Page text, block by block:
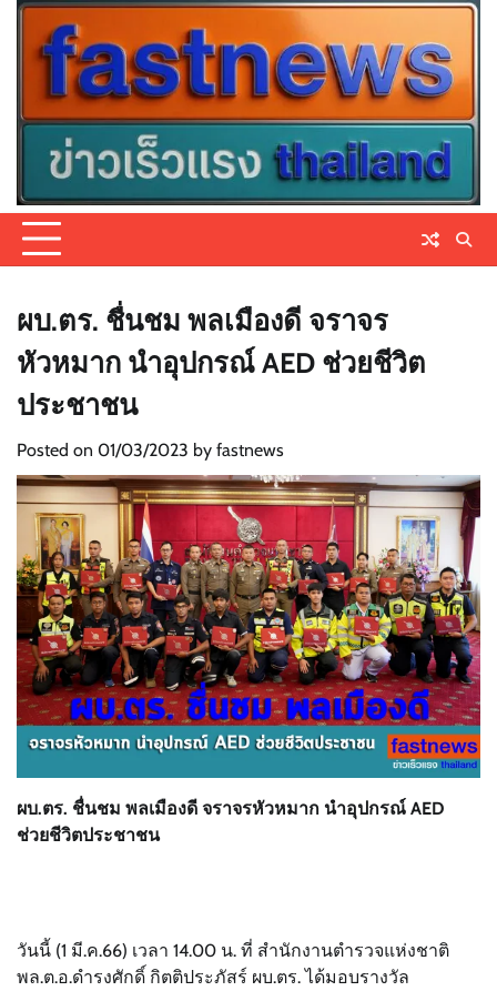
Skip
content
ผบ.ตร. ชื่นชม พลเมืองดี จราจร
หัวหมาก นำอุปกรณ์ AED ช่วยชีวิต
ประชาชน
Posted on 01/03/2023 by fastnews
ผบ.ตร. ชื่นชม พลเมืองดี จราจรหัวหมาก นำอุปกรณ์ AED
ช่วยชีวิตประชาชน
วันนี้ (1 มี.ค.66) เวลา 14.00 น. ที่ สำนักงานตำรวจแห่งชาติ
พล.ต.อ.ดำรงศักดิ์ กิตติประภัสร์ ผบ.ตร. ได้มอบรางวัล